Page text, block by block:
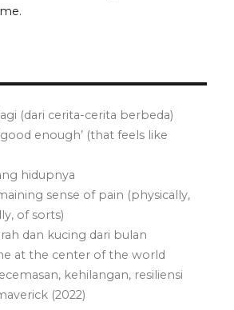
(dari cerita-cerita berbeda)
enough’ (that feels like
hidupnya
sense of pain (physically,
of sorts)
dan kucing dari bulan
at the center of the world
kehilangan, resiliensi
(2022)